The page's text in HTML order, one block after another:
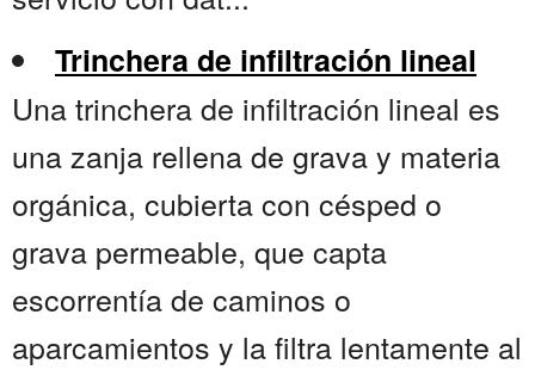
Trinchera de infiltración lineal
Una trinchera de infiltración lineal es
una zanja rellena de grava y materia
orgánica, cubierta con césped o
grava permeable, que capta
escorrentía de caminos o
aparcamientos y la filtra lentamente al